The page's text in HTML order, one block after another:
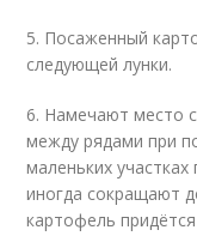
5. Посаженный
следующей лунки.
6. Намечают место
между рядами при
маленьких
иногда сокращают
картофель